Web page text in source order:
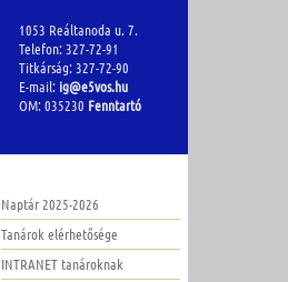
1053 Reáltanoda u. 7.
Telefon: 327-72-91
Titkárság: 327-72-90
E-mail: ig@e5vos.hu
OM: 035230 Fenntartó
Naptár 2025-2026
Tanárok elérhetősége
INTRANET tanároknak